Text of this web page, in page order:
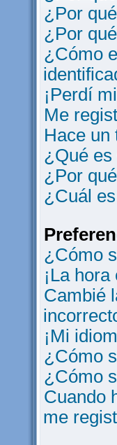
¿Por
¿Por
¿Cómo
¡Perdí
Me
Hace un
¿Qué es
¿Por
¿Cuál
¿Cómo
¡La
Cambié
¡Mi
¿Cómo
¿Cómo
Cuando
me